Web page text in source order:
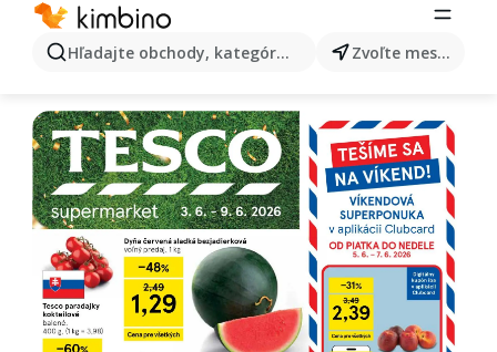
Hľadajte obchody, kategórie, produkty... Zvoľte mesto